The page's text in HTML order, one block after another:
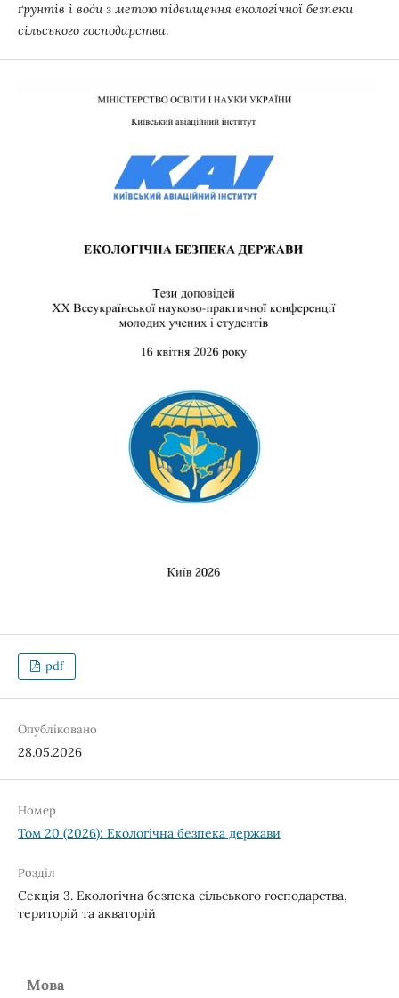
ґрунтів і води з метою підвищення екологічної безпеки
сільського господарства.
pdf
Опубліковано
28.05.2026
Номер
Том 20 (2026): Екологічна безпека держави
Розділ
Секція 3. Екологічна безпека сільського господарства,
територій та акваторій
Мова